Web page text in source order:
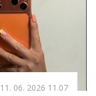
11. 06. 2026 11.07